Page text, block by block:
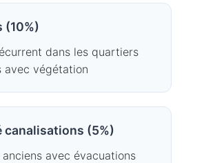
(10%)
dans les quartiers
avec végétation
canalisations (5%)
avec évacuations